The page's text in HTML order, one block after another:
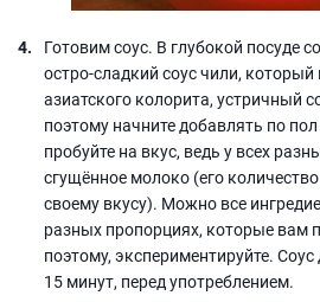
Готовим соус. В глубокой посуде
остро-сладкий соус чили, который
азиатского колорита, устричный
поэтому начните добавлять по
пробуйте на вкус, ведь у всех
сгущённое молоко (его
своему вкусу). Можно все
разных пропорциях, которые вам
поэтому, экспериментируйте.
15 минут, перед употреблением.